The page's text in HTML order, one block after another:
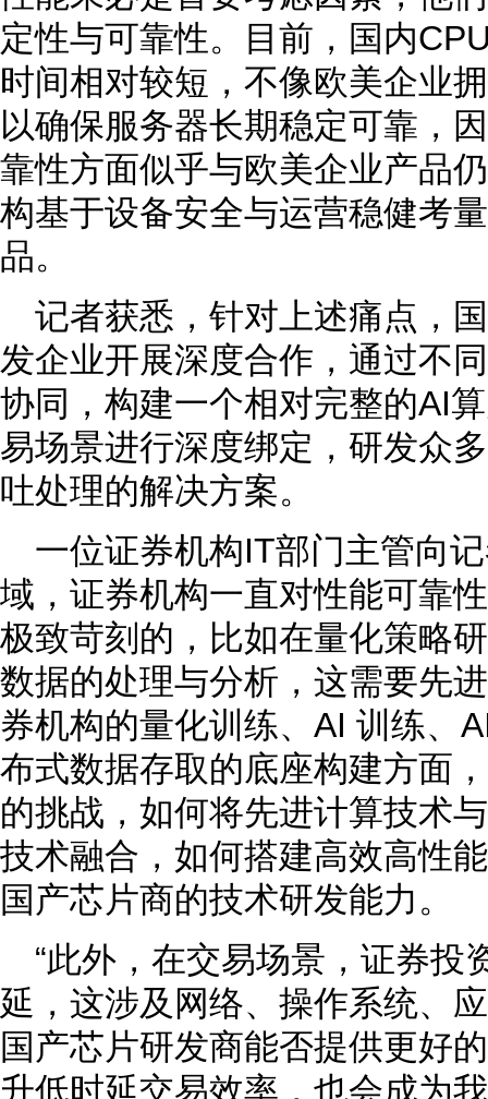
定性与可靠性。目前，国内
时间相对较短，不像欧美企业
以确保服务器长期稳定可靠，
靠性方面似乎与欧美企业产品
构基于设备安全与运营稳健考
品。
记者获悉，针对上述痛点，
发企业开展深度合作，通过不
协同，构建一个相对完整的AI
易场景进行深度绑定，研发众
吐处理的解决方案。
一位证券机构IT部门主管向
域，证券机构一直对性能可靠
极致苛刻的，比如在量化策略
数据的处理与分析，这需要先
券机构的量化训练、AI 训练、
布式数据存取的底座构建方面
的挑战，如何将先进计算技术
技术融合，如何搭建高效高性
国产芯片商的技术研发能力。
“此外，在交易场景，证券投
延，这涉及网络、操作系统、
国产芯片研发商能否提供更好
升低时延交易效率，也会成为